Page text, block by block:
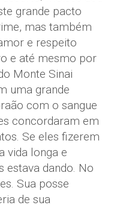
grande pacto
mas também
e respeito
e até mesmo por
Monte Sinai
uma grande
com o sangue
concordaram em
Se eles fizerem
vida longa e
estava dando. No
Sua posse
de sua